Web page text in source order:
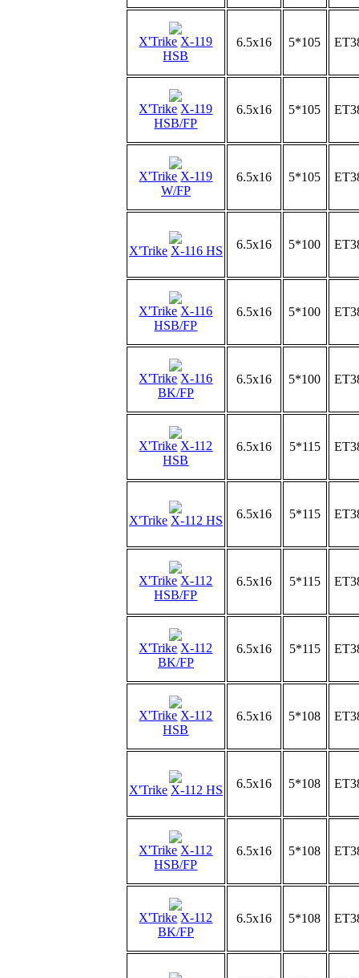
X'Trike X-119
HSB
6.5x16 5*105
X'Trike X-119
HSB/FP
6.5x16 5*105
X'Trike X-119
W/FP
6.5x16 5*105
X'Trike X-116 HS 6.5x16 5*100
X'Trike X-116
HSB/FP
6.5x16 5*100
X'Trike X-116
BK/FP
6.5x16 5*100
X'Trike X-112
HSB
6.5x16 5*115
X'Trike X-112 HS 6.5x16 5*115
X'Trike X-112
HSB/FP
6.5x16 5*115
X'Trike X-112
BK/FP
6.5x16 5*115
X'Trike X-112
HSB
6.5x16 5*108
X'Trike X-112 HS 6.5x16 5*108
X'Trike X-112
HSB/FP
6.5x16 5*108
X'Trike X-112
BK/FP
6.5x16 5*108